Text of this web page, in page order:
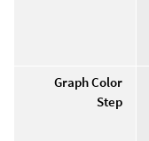
Graph Color
Step